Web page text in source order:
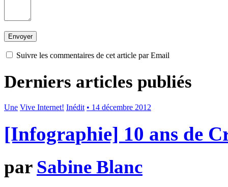
Suivre les commentaires de cet article par Email
Derniers articles publiés
Une Vive Internet! Inédit • 14 décembre 2012
[Infographie] 10 ans de
par Sabine Blanc